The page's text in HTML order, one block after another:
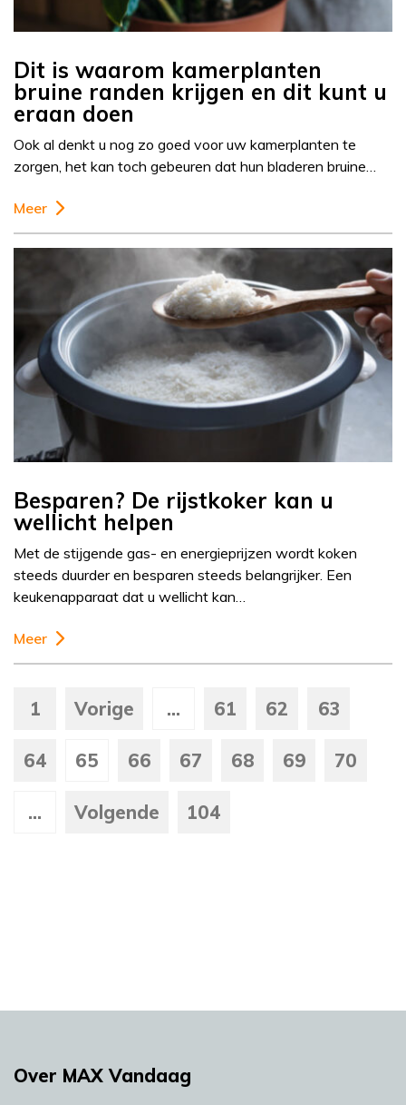
Dit is waarom kamerplanten
bruine randen krijgen en dit kunt u
eraan doen
Ook al denkt u nog zo goed voor uw kamerplanten te
zorgen, het kan toch gebeuren dat hun bladeren bruine…
Meer
Besparen? De rijstkoker kan u
wellicht helpen
Met de stijgende gas- en energieprijzen wordt koken
steeds duurder en besparen steeds belangrijker. Een
keukenapparaat dat u wellicht kan…
Meer
1 Vorige ... 61 62 63
64 65 66 67 68 69 70
... Volgende 104
Over MAX Vandaag